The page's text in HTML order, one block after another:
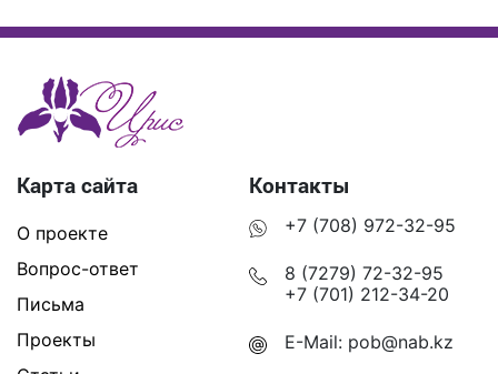
Карта сайта
О проекте
Вопрос-ответ
Письма
Проекты
Контакты
+7 (708) 972-32-95
8 (7279) 72-32-95
+7 (701) 212-34-20
E-Mail: pob@nab.kz